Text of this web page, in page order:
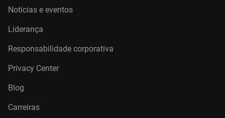
Notícias e eventos
Liderança
Responsabilidade corporativa
Privacy Center
Blog
Carreiras